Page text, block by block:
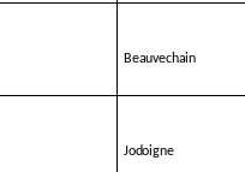
Beauvechain
Jodoigne